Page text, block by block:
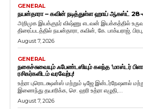
GENERAL
நயன்தாரா – கவின் நடித்துள்ள ஹாய் ஆகஸ்ட் 28-
அறிமுக இயக்குநர் விஷ்ணு எடவன் இயக்கத்தில்
திரைப்படத்தில் நயன்தாரா, கவின், கே. பாக்யராஜ், பிரபு,
August 7, 2026
GENERAL
நகைச்சுவையும் ஃபேண்டஸியும் கலந்த ‘மாஸ்டர்
ரசிகர்களிடம் வரவேற்பு!
உத்ரா புரொடக்ஷன்ஸ் மற்றும் டிஜே இன்டர்நேஷனல்
இணைந்து தயாரிக்க, செ. ஹரி உத்ரா எழுதி,...
August 7, 2026